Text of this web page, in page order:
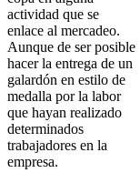
actividad que se
enlace al mercadeo.
Aunque de ser posible
hacer la entrega de un
galardón en estilo de
medalla por la labor
que hayan realizado
determinados
trabajadores en la
empresa.